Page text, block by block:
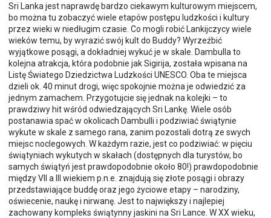
Sri Lanka jest naprawdę bardzo ciekawym kulturowym miejscem,
bo można tu zobaczyć wiele etapów postępu ludzkości i kultury
przez wieki w niedługim czasie. Co mogli robić Lankijczycy wiele
wieków temu, by wyrazić swój kult do Buddy? Wyrzeźbić
wyjątkowe posągi, a dokładniej wykuć je w skale. Dambulla to
kolejna atrakcja, która podobnie jak Sigirija, została wpisana na
Listę Światego Dziedzictwa Ludzkości UNESCO. Oba te miejsca
dzieli ok. 40 minut drogi, więc spokojnie można je odwiedzić za
jednym zamachem. Przygotujcie się jednak na kolejki – to
prawdziwy hit wśród odwiedzających Sri Lankę. Wiele osób
postanawia spać w okolicach Dambulli i podziwiać świątynie
wykute w skale z samego rana, zanim pozostali dotrą ze swych
miejsc noclegowych. W każdym razie, jest co podziwiać: w pięciu
świątyniach wykutych w skałach (dostępnych dla turystów, bo
samych świątyń jest prawdopodobnie około 80!) prawdopodobnie
między VII a III wiekiem p.n.e. znajdują się złote posągi i obrazy
przedstawiające buddę oraz jego życiowe etapy – narodziny,
oświecenie, naukę i nirwanę. Jest to największy i najlepiej
zachowany kompleks świątynny jaskini na Sri Lance. W XX wieku,